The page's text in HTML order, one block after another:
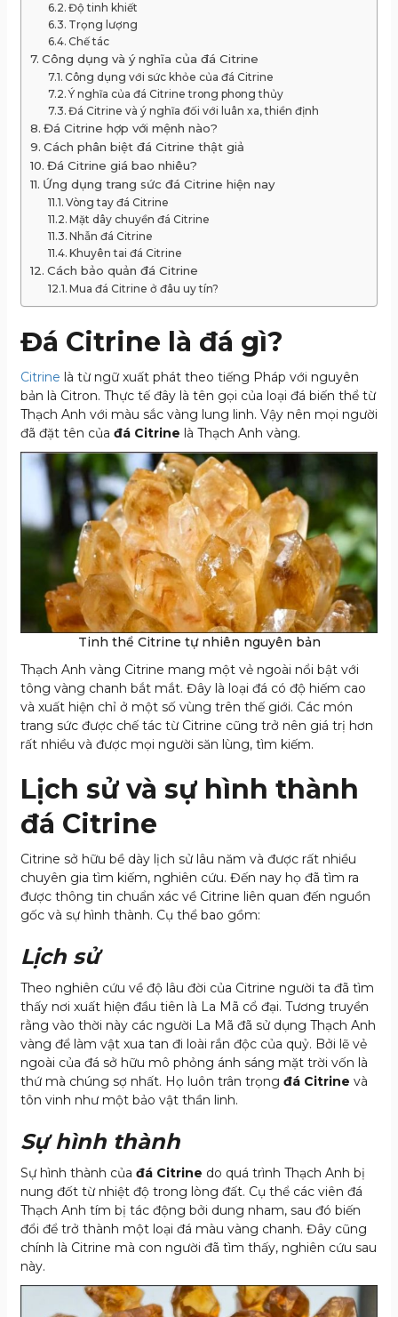
Độ tinh khiết
Trọng lượng
Chế tác
Công dụng và ý nghĩa của đá Citrine
Công dụng với sức khỏe của đá Citrine
Ý nghĩa của đá Citrine trong phong thủy
Đá Citrine và ý nghĩa đối với luân xa, thiền định
Đá Citrine hợp với mệnh nào?
Cách phân biệt đá Citrine thật giả
Đá Citrine giá bao nhiêu?
Ứng dụng trang sức đá Citrine hiện nay
Vòng tay đá Citrine
Mặt dây chuyền đá Citrine
Nhẫn đá Citrine
Khuyên tai đá Citrine
Cách bảo quản đá Citrine
Mua đá Citrine ở đâu uy tín?
Đá Citrine là đá gì?
Citrine là từ ngữ xuất phát theo tiếng Pháp với nguyên
bản là Citron. Thực tế đây là tên gọi của loại đá biến thể từ
Thạch Anh với màu sắc vàng lung linh. Vậy nên mọi người
đã đặt tên của đá Citrine là Thạch Anh vàng.
Tinh thể Citrine tự nhiên nguyên bản
Thạch Anh vàng Citrine mang một vẻ ngoài nổi bật với
tông vàng chanh bắt mắt. Đây là loại đá có độ hiếm cao
và xuất hiện chỉ ở một số vùng trên thế giới. Các món
trang sức được chế tác từ Citrine cũng trở nên giá trị hơn
rất nhiều và được mọi người săn lùng, tìm kiếm.
Lịch sử và sự hình thành
đá Citrine
Citrine sở hữu bề dày lịch sử lâu năm và được rất nhiều
chuyên gia tìm kiếm, nghiên cứu. Đến nay họ đã tìm ra
được thông tin chuẩn xác về Citrine liên quan đến nguồn
gốc và sự hình thành. Cụ thể bao gồm:
Lịch sử
Theo nghiên cứu về độ lâu đời của Citrine người ta đã tìm
thấy nơi xuất hiện đầu tiên là La Mã cổ đại. Tương truyền
rằng vào thời này các người La Mã đã sử dụng Thạch Anh
vàng để làm vật xua tan đi loài rắn độc của quỷ. Bởi lẽ vẻ
ngoài của đá sở hữu mô phỏng ánh sáng mặt trời vốn là
thứ mà chúng sợ nhất. Họ luôn trân trọng đá Citrine và
tôn vinh như một bảo vật thần linh.
Sự hình thành
Sự hình thành của đá Citrine do quá trình Thạch Anh bị
nung đốt từ nhiệt độ trong lòng đất. Cụ thể các viên đá
Thạch Anh tím bị tác động bởi dung nham, sau đó biến
đổi để trở thành một loại đá màu vàng chanh. Đây cũng
chính là Citrine mà con người đã tìm thấy, nghiên cứu sau
này.